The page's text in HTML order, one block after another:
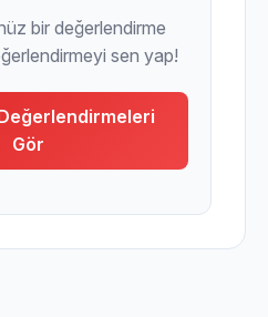
bir değerlendirme
sen yap!
Gör